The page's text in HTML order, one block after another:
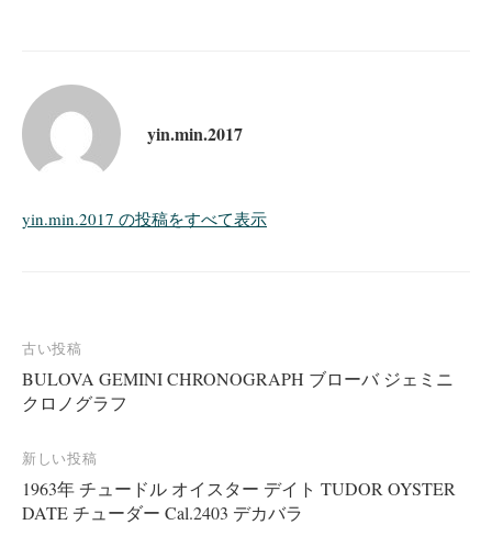
yin.min.2017
yin.min.2017 の投稿をすべて表示
投
稿
ナ
ビ
ゲ
ー
古い投稿
BULOVA GEMINI CHRONOGRAPH ブローバ ジェミニ
クロノグラフ
新しい投稿
1963年 チュードル オイスター デイト TUDOR OYSTER
DATE チューダー Cal.2403 デカバラ